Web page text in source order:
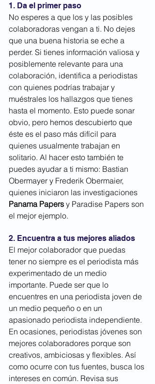
1. Da el primer paso
No esperes a que los y las posibles
colaboradoras vengan a ti. No dejes
que una buena historia se eche a
perder. Si tienes información valiosa y
posiblemente relevante para una
colaboración, identifica a periodistas
con quienes podrías trabajar y
muéstrales los hallazgos que tienes
hasta el momento. Esto puede sonar
obvio, pero hemos descubierto que
éste es el paso más difícil para
quienes usualmente trabajan en
solitario. Al hacer esto también te
puedes ayudar a ti mismo: Bastian
Obermayer y Frederik Obermaier,
quienes iniciaron las investigaciones
Panama Papers y Paradise Papers son
el mejor ejemplo.
2. Encuentra a tus mejores aliados
El mejor colaborador que puedas
tener no siempre es el periodista más
experimentado de un medio
importante. Puede ser que lo
encuentres en una periodista joven de
un medio pequeño o en un
apasionado periodista independiente.
En ocasiones, periodistas jóvenes son
mejores colaboradores porque son
creativos, ambiciosas y flexibles. Así
como ocurre con tus fuentes, busca los
intereses en común. Revisa sus